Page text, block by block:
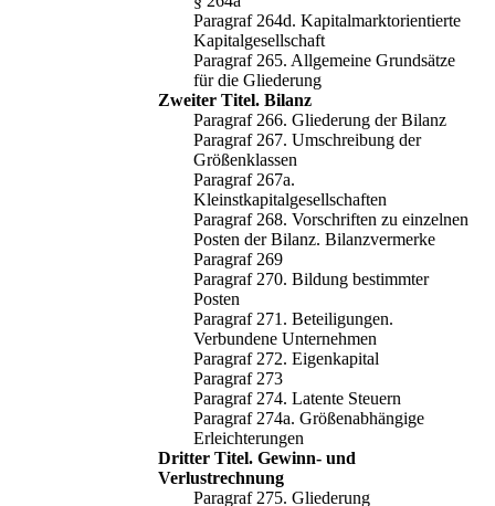
Paragraf 264d. Kapitalmarktorientierte
Kapitalgesellschaft
Paragraf 265. Allgemeine Grundsätze
für die Gliederung
Zweiter Titel. Bilanz
Paragraf 266. Gliederung der Bilanz
Paragraf 267. Umschreibung der
Größenklassen
Paragraf 267a.
Kleinstkapitalgesellschaften
Paragraf 268. Vorschriften zu einzelnen
Posten der Bilanz. Bilanzvermerke
Paragraf 269
Paragraf 270. Bildung bestimmter
Posten
Paragraf 271. Beteiligungen.
Verbundene Unternehmen
Paragraf 272. Eigenkapital
Paragraf 273
Paragraf 274. Latente Steuern
Paragraf 274a. Größenabhängige
Erleichterungen
Dritter Titel. Gewinn- und
Verlustrechnung
Paragraf 275. Gliederung